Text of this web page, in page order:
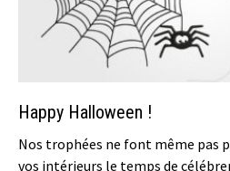
Happy Halloween !
Nos trophées ne font même
vos intérieurs le temps de